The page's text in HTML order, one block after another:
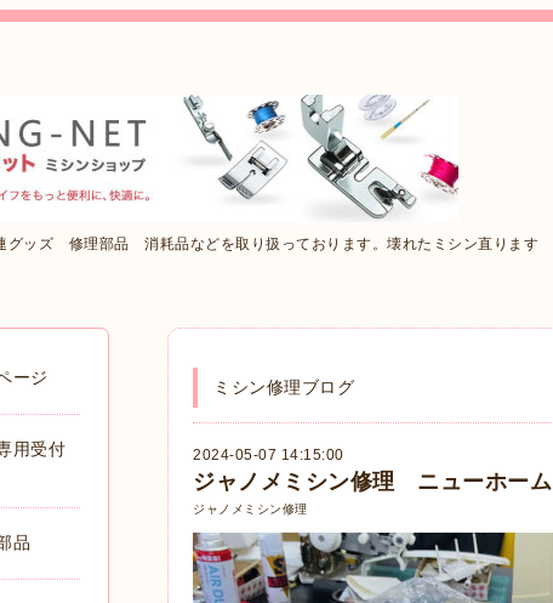
グッズ 修理部品 消耗品などを取り扱っております。壊れたミシン直ります
ミシン修理ブログ
2024-05-07 14:15:00
ジャノメミシン修理 ニューホーム
ジャノメミシン修理
ージ
用受付
品